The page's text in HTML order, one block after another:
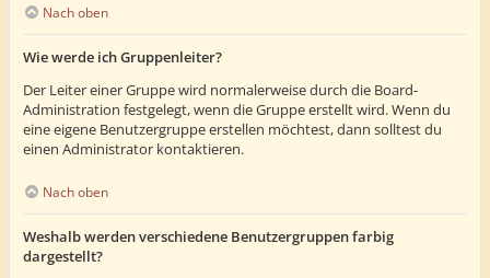
Nach oben
Wie werde ich Gruppenleiter?
Der Leiter einer Gruppe wird normalerweise durch die Board-
Administration festgelegt, wenn die Gruppe erstellt wird. Wenn du
eine eigene Benutzergruppe erstellen möchtest, dann solltest du
einen Administrator kontaktieren.
Nach oben
Weshalb werden verschiedene Benutzergruppen farbig
dargestellt?